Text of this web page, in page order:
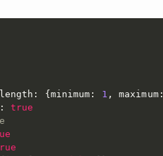
: { minimum : 1 , maximum:
:
true